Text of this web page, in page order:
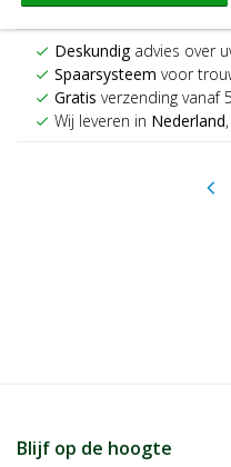
check Deskundigadvies over
check Spaarsysteem voor
check Gratis verzending vanaf
check Wij leveren in Nederland,
arrow_back_ios
Blijf op de hoogte